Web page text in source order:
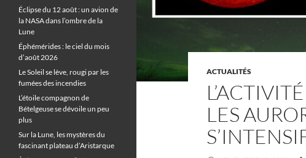
ACTUALITÉS
LES
Éclipse du 12 août : un avion de
la NASA dans l’ombre de la
Lune
Éphémérides : le ciel du mois
d’août 2026
Le Soleil se lève, rougi par les
fumées des incendies
L’étoile compagnon de
Bételgeuse se dévoile un peu
plus
Sur la Lune, les mystères du
fascinant plateau d’Aristarque